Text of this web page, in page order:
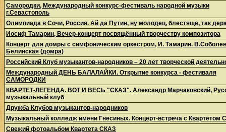
Самородки, Международный конкурс-фестиваль народной музыки
г.Севастополь
Олимпиада в Сочи, Россия. Ай да Путин, ну молодец, блестяще, так
Иосиф Тамарин, Вечер-концерт посвящённый творчеству композитора
Концерт для домры с симфоническим оркестром, И. Тамарин.
Белинская (домра)
Российский Клуб музыкантов-народников – 20 лет творческой
Международный ДЕНЬ БАЛАЛАЙКИ. Открытие конкурса - фестиваля
САМОРОДКИ
КВАРТЕТ-ЛЕГЕНДА. ВОТ И ВЕСЬ "СКАЗ". Александр Марчаковский,
музыкальный клуб
Дружба Клубов музыкантов-народников
Музыкальный колледж имени Гнесиных. Концерт-встреча с Квартетом
Свежий фотоальбом Квартета СКАЗ